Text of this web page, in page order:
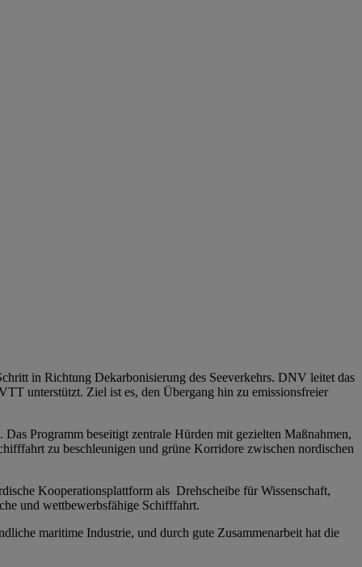
in Richtung Dekarbonisierung des Seeverkehrs. DNV leitet das
unterstützt. Ziel ist es, den Übergang hin zu emissionsfreier
Programm beseitigt zentrale Hürden mit gezielten Maßnahmen,
zu beschleunigen und grüne Korridore zwischen nordischen
Kooperationsplattform als Drehscheibe für Wissenschaft,
und wettbewerbsfähige Schifffahrt.
maritime Industrie, und durch gute Zusammenarbeit hat die